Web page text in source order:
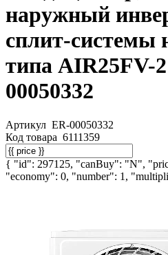
наружный
сплит-системы
типа AIR25FV-
00050332
Артикул ER-00050332
Код товара 6111359
{ "id": 297125, "canBuy": "N",
"economy": 0, "number": 1,